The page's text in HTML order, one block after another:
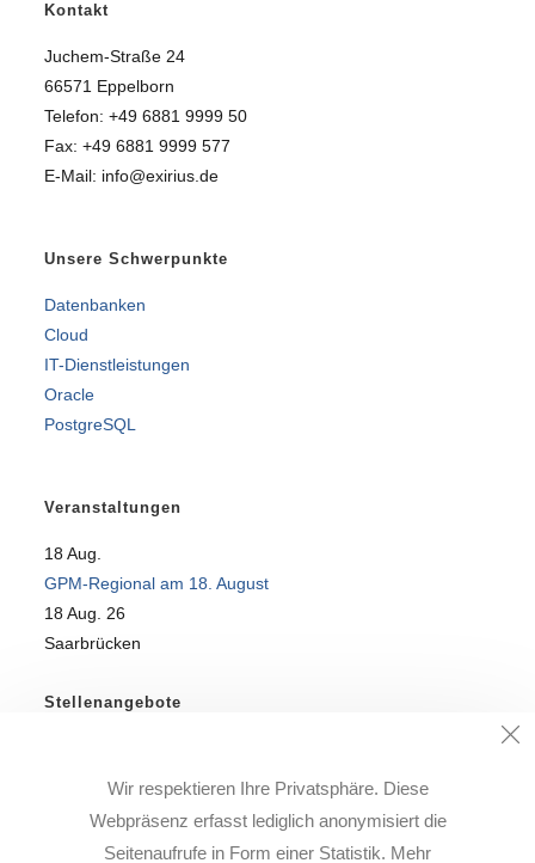
Kontakt
Juchem-Straße 24
66571 Eppelborn
Telefon: +49 6881 9999 50
Fax: +49 6881 9999 577
E-Mail: info@exirius.de
Unsere Schwerpunkte
Datenbanken
Cloud
IT-Dienstleistungen
Oracle
PostgreSQL
Veranstaltungen
18 Aug.
GPM-Regional am 18. August
18 Aug. 26
Saarbrücken
Stellenangebote
Alle freien Stellen finden Sie auf unserer
Wir respektieren Ihre Privatsphäre. Diese
Webpräsenz erfasst lediglich anonymisiert die
Seitenaufrufe in Form einer Statistik. Mehr